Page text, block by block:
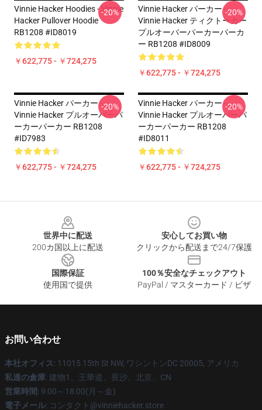
Vinnie Hacker Hoodies - Vinnie
Hacker Pullover Hoodie
RB1208 #ID8019
￥622,775 - ￥724,275
-20%
Vinnie Hacker パーカー -
Vinnie Hacker ティクトーカー
プルオーバーパーカーパーカ
ー RB1208 #ID8009
￥622,775 - ￥724,275
-20%
Vinnie Hacker パーカー -
Vinnie Hacker プルオーバーパ
ーカーパーカー RB1208
#ID7983
￥622,775 - ￥724,275
-20%
Vinnie Hacker パーカー -
Vinnie Hacker プルオーバーパ
ーカーパーカー RB1208
#ID8011
￥622,775 - ￥724,275
-20%
世界中に配送
200カ国以上に配送
安心してお買い物
クリックから配送まで24/7保護
国際保証
使用国で提供
100％安全なチェックアウト
PayPal / マスターカード / ビザ
お問い合わせ
本社オフィス: 11015 15th St NW, ワシントンDC 20005, アメリカ
私達の倉庫: 建物1、王華道、長沙、北京、CN
営業時間: 9:00～18:00(月～金)
電子メール: コンタクト@vinniehacker.store